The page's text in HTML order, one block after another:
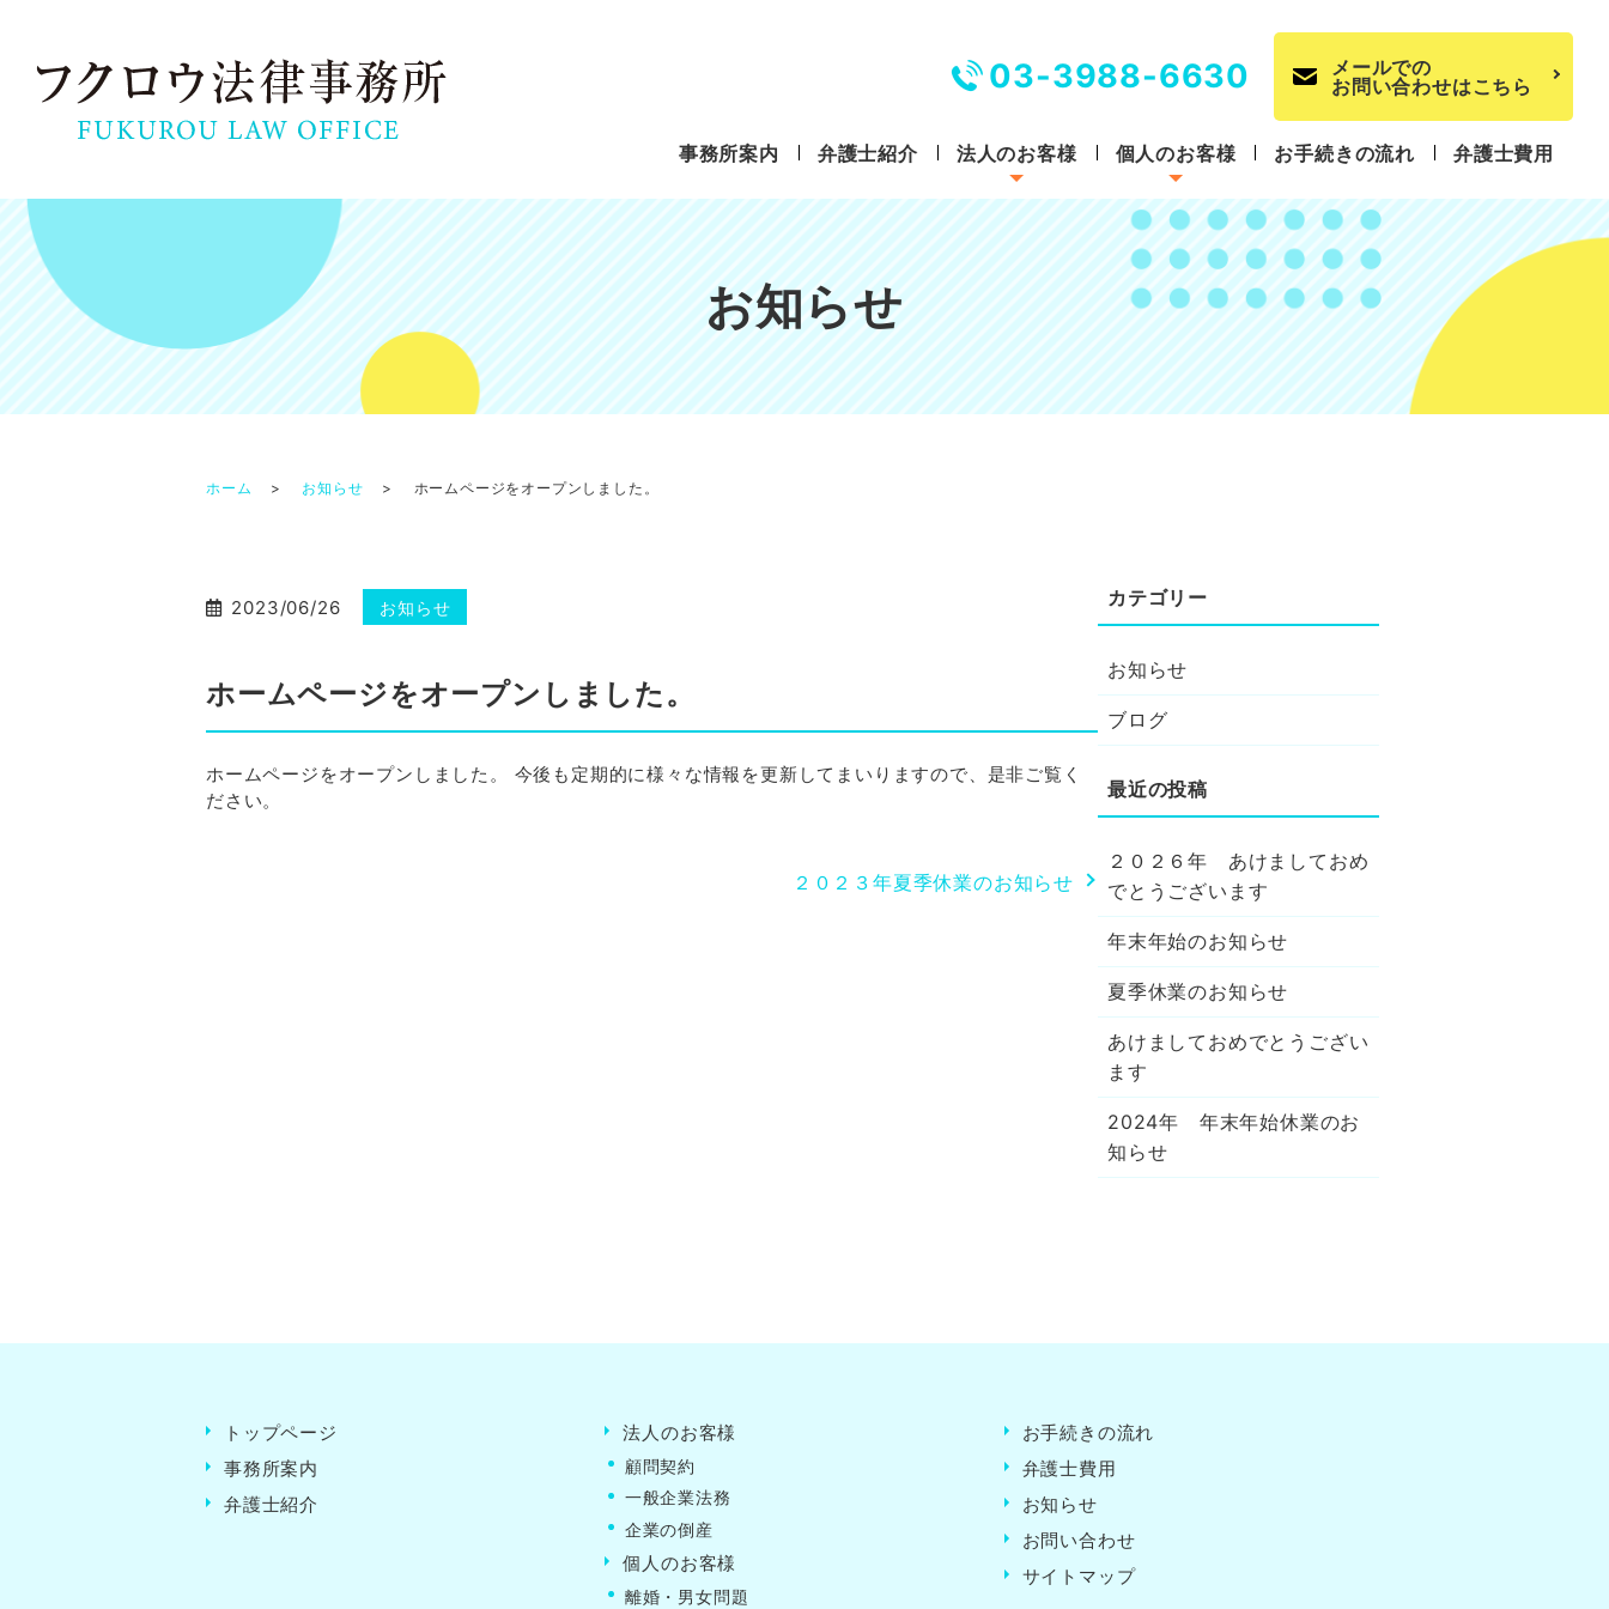
事務所案内 弁護士紹介 法人のお客様 個人のお客様 お手続きの流れ 弁護士費用
03-3988-6630
メールでの
お問い合わせはこちら
お知らせ
ホーム お知らせ ホームページをオープンしました。
2023/06/26 お知らせ
ホームページをオープンしました。
ホームページをオープンしました。 今後も定期的に様々な情報を更新してまいりますので、是非ご覧く
ださい。
２０２３年夏季休業のお知らせ
お知らせ
ブログ
２０２６年 あけましておめ
でとうございます
年末年始のお知らせ
夏季休業のお知らせ
あけましておめでとうござい
ます
2024年 年末年始休業のお
知らせ
トップページ
事務所案内
弁護士紹介
法人のお客様
顧問契約
一般企業法務
企業の倒産
個人のお客様
離婚・男女問題
お手続きの流れ
弁護士費用
お知らせ
お問い合わせ
サイトマップ